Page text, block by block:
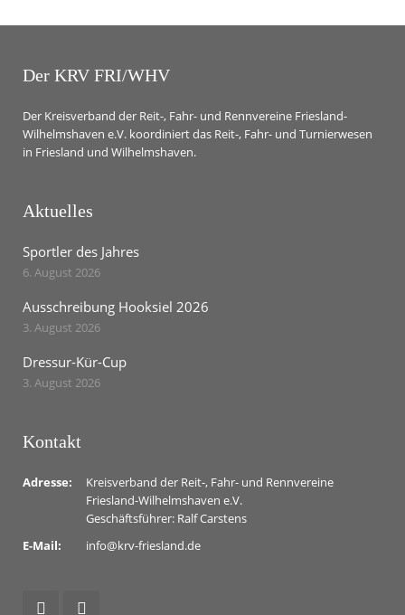
Der KRV FRI/WHV
Der Kreisverband der Reit-, Fahr- und Rennvereine Friesland-
Wilhelmshaven e.V. koordiniert das Reit-, Fahr- und Turnierwesen
in Friesland und Wilhelmshaven.
Aktuelles
Sportler des Jahres
6. August 2026
Ausschreibung Hooksiel 2026
3. August 2026
Dressur-Kür-Cup
3. August 2026
Kontakt
Adresse:
Kreisverband der Reit-, Fahr- und Rennvereine
Friesland-Wilhelmshaven e.V.
Geschäftsführer: Ralf Carstens
E-Mail:
info@krv-friesland.de